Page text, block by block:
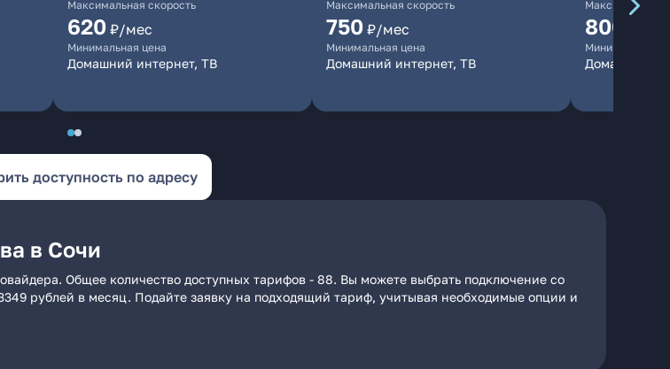
Максимальная скорость
620 ₽/мес
Минимальная цена
Домашний интернет, ТВ
Максимальная скорость
750 ₽/мес
Минимальная цена
Домашний интернет, ТВ
Максимальная
800
Минимальная
Домашний
доступность по адресу
в Сочи
Общее количество доступных тарифов - 88. Вы можете выбрать подключение со
рублей в месяц. Подайте заявку на подходящий тариф, учитывая необходимые опции и